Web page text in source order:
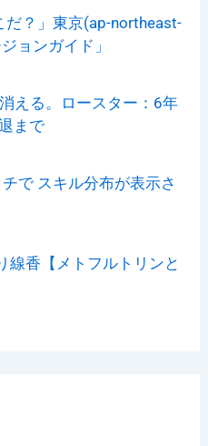
だ？」東京(ap-northeast-
ョンガイド」
える。ロースター：6年
まで
で スキル分布が表示さ
線香【メトフルトリンと